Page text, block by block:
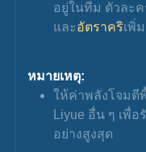
อยู่ในทีม ตัวละ
และอัตราคริเพิ่ม
หมายเหตุ:
ให้ค่าพลังโจมตี
Liyue อื่น ๆ เพื่
อย่างสูงสุด